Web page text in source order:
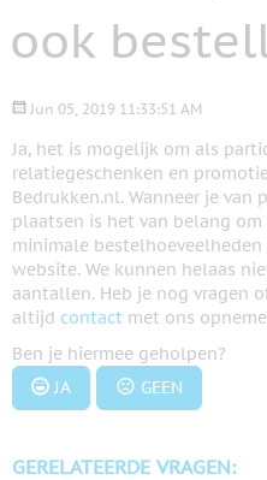
ook
Jun 05, 2019 11:33:51 AM
Ja, het is mogelijk om als
relatiegeschenken en
Bedrukken.nl. Wanneer je
plaatsen is het van belang
minimale
website. We kunnen helaas
aantallen. Heb je nog vragen
altijd contact met ons
Ben je hiermee geholpen?
JA
GEEN
GERELATEERDE VRAGEN: